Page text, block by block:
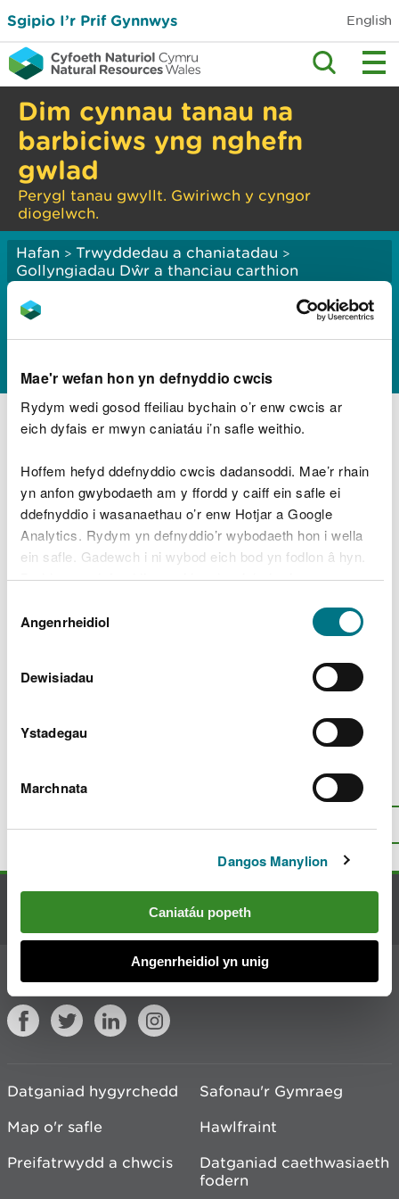
Mae'r wefan hon yn defnyddio cwcis
Rydym wedi gosod ffeiliau bychain o’r enw cwcis ar
eich dyfais er mwyn caniatáu i’n safle weithio.
Hoffem hefyd ddefnyddio cwcis dadansoddi. Mae’r rhain
yn anfon gwybodaeth am y ffordd y caiff ein safle ei
ddefnyddio i wasanaethau o’r enw Hotjar a Google
Analytics. Rydym yn defnyddio’r wybodaeth hon i wella
ein safle. Gadewch i ni wybod eich bod yn fodlon â hyn.
Byddwn yn defnyddio cwci i gadw eich dewis.
Gellirdarllen mwy am ein cwcis cyn i chi ddewis.
Caniatâd
Angenrheidiol
Dewisiadau
Ystadegau
Marchnata
Dangos Manylion
Caniatáu popeth
Angenrheidiol yn unig
Sgipio I’r Prif Gynnwys English
Dim cynnau tanau na
barbiciws yng nghefn
gwlad
Perygl tanau gwyllt. Gwiriwch y cyngor
diogelwch.
Hafan > Trwyddedau a chaniatadau >
Gollyngiadau Dŵr a thanciau carthion
Gollyngiadau cwmni
dŵr
Trwyddedau ar gyfer gollyngiadau cwmnïau
dŵr o Orlif Carthffosiaeth Cyfunol (CSO)
rwydweithiau carthffosiaeth cwmnïau dŵr
Trwyddedau ar gyfer gollyngiadau brys o
orsafoedd pwmpio carthffosydd budr
Ganiatâd Deddf y
Diwydiant Dŵr
Oes rhywbeth o’i le gyda’r dudalen
Argraffu’r dudalen hon
I fyny
Cysylltu â ni
Ymuno â'r sgwrs
Datganiad hygyrchedd
Safonau'r Gymraeg
Map o'r safle
Hawlfraint
Preifatrwydd a chwcis
Datganiad caethwasiaeth
fodern